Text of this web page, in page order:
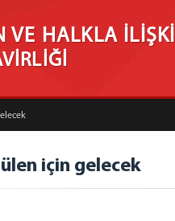
VE HALKLA
için gelecek